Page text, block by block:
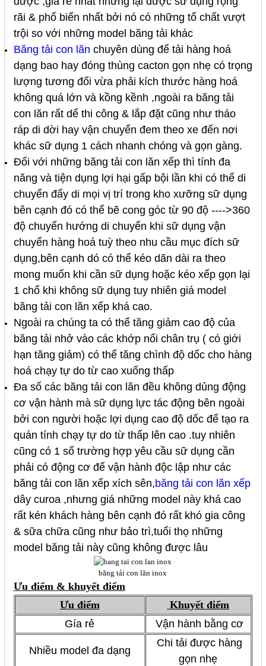
rãi & phố biến nhất bởi nó có những tố chất vượt
trội so với những model băng tải khác
Băng tải con lăn chuyên dùng để tải hàng hoá
dạng bao hay đóng thùng cacton gọn nhẹ có trọng
lượng tương đối vừa phải kích thước hàng hoá
không quá lớn và kồng kềnh ,ngoài ra băng tải
con lăn rất dể thi công & lắp đặt cũng như tháo
ráp di dời hay vận chuyển đem theo xe đến nơi
khác sữ dụng 1 cách nhanh chóng và gọn gàng.
Đối với những băng tải con lăn xếp thì tính đa
năng và tiện dụng lợi hại gấp bội lần khi có thể di
chuyển đẩy di mọi vị trí trong kho xưỡng sữ dụng
bên cạnh đó có thể bẽ cong góc từ 90 độ ---->360
độ chuyển hướng di chuyển khi sữ dụng vận
chuyển hàng hoá tuỳ theo nhu cầu mục đích sữ
dụng,bên cạnh dó có thể kéo dãn dài ra theo
mong muốn khi cần sữ dụng hoặc kéo xếp gọn lại
1 chổ khi không sữ dụng tuy nhiên giá model
băng tải con lăn xếp khá cao.
Ngoài ra chúng ta có thể tăng giảm cao độ của
băng tải nhở vào các khớp nối chân trụ ( có giới
hạn tăng giảm) có thể tăng chình độ dốc cho hàng
hoá chạy tự do từ cao xuống thấp
Đa số các băng tải con lăn đều không dủng động
cơ vận hành mà sữ dụng lực tác động bên ngoài
bởi con người hoặc lợi dụng cao độ dốc để tạo ra
quán tính chạy tự do từ thấp lên cao .tuy nhiên
cũng có 1 số trường hợp yêu cầu sữ dụng cần
phải có động cơ để vận hành độc lập như các
băng tải con lăn xếp xích sên,băng tải con lăn xếp
dây curoa ,nhưng giá những model này khá cao
rất kén khách hàng bên cạnh đó rất khó gia công
& sữa chữa cũng như bảo trì,tuổi thọ những
model băng tải này cũng không được lâu
băng tải con lăn inox
Ưu điểm & khuyết điểm
Ưu điểm
Khuyết điểm
Gía rẻ
Vận hành bằng cơ
Nhiều model đa dạng
Chi tải được hàng
gọn nhẹ